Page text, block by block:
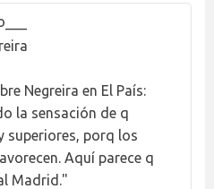
Negreira en El País:
la sensación de q
superiores, porq los
Aquí parece q
Madrid."